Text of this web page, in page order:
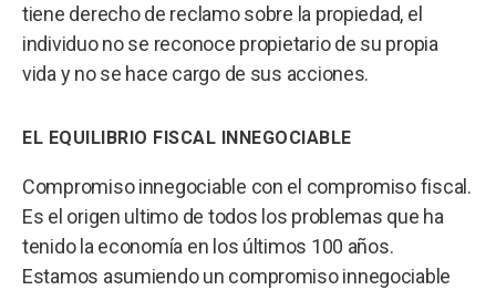
tiene derecho de reclamo sobre la propiedad, el
individuo no se reconoce propietario de su propia
vida y no se hace cargo de sus acciones.
EL EQUILIBRIO FISCAL INNEGOCIABLE
Compromiso innegociable con el compromiso fiscal.
Es el origen ultimo de todos los problemas que ha
tenido la economía en los últimos 100 años.
Estamos asumiendo un compromiso innegociable